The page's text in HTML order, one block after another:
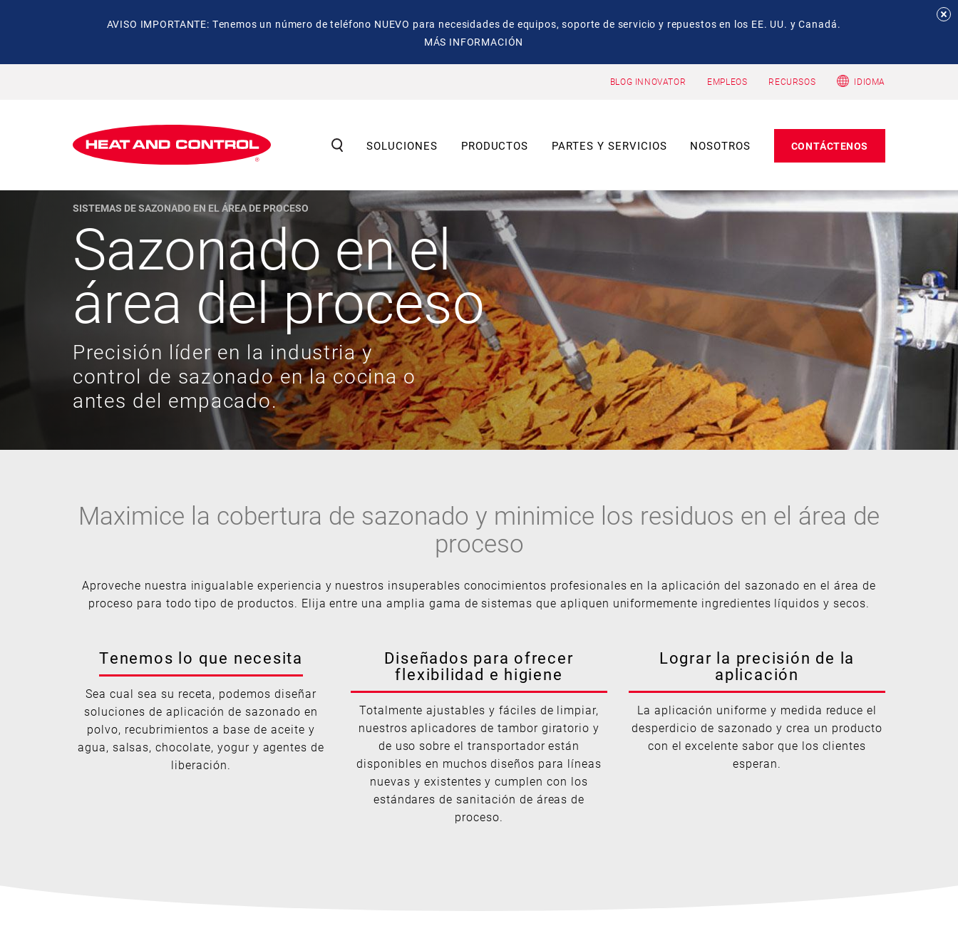
AVISO IMPORTANTE: Tenemos un número de teléfono NUEVO para necesidades de equipos, soporte de servicio y repuestos en los EE. UU. y Canadá.
MÁS INFORMACIÓN
BLOG INNOVATOR EMPLEOS RECURSOS IDIOMA
SOLUCIONES PRODUCTOS PARTES Y SERVICIOS NOSOTROS CONTÁCTENOS
SISTEMAS DE SAZONADO EN EL ÁREA DE PROCESO
Sazonado en el
área del proceso
Precisión líder en la industria y
control de sazonado en la cocina o
antes del empacado.
Maximice la cobertura de sazonado y minimice los residuos en el área de
proceso
Aproveche nuestra inigualable experiencia y nuestros insuperables conocimientos profesionales en la aplicación del sazonado en el área de
proceso para todo tipo de productos. Elija entre una amplia gama de sistemas que apliquen uniformemente ingredientes líquidos y secos.
Tenemos lo que necesita
Sea cual sea su receta, podemos diseñar
soluciones de aplicación de sazonado en
polvo, recubrimientos a base de aceite y
agua, salsas, chocolate, yogur y agentes de
liberación.
Diseñados para ofrecer
flexibilidad e higiene
Totalmente ajustables y fáciles de limpiar,
nuestros aplicadores de tambor giratorio y
de uso sobre el transportador están
disponibles en muchos diseños para líneas
nuevas y existentes y cumplen con los
estándares de sanitación de áreas de
proceso.
Lograr la precisión de la
aplicación
La aplicación uniforme y medida reduce el
desperdicio de sazonado y crea un producto
con el excelente sabor que los clientes
esperan.